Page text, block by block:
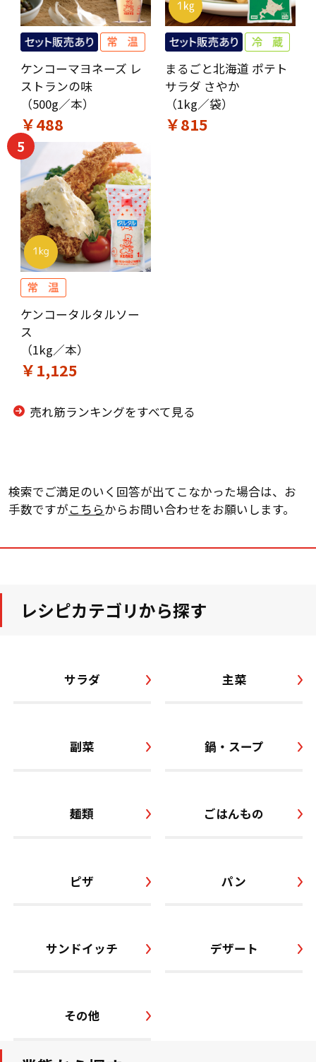
ケンコーマヨネーズ レ
ストランの味
（500g／本）
￥488
まるごと北海道 ポテト
サラダ さやか
（1kg／袋）
￥815
5
ケンコータルタルソー
ス
（1kg／本）
￥1,125
売れ筋ランキングをすべて見る
検索でご満足のいく回答が出てこなかった場合は、お
手数ですがこちらからお問い合わせをお願いします。
レシピカテゴリから探す
サラダ 主菜
副菜 鍋・スープ
麺類 ごはんもの
ピザ パン
サンドイッチ デザート
その他